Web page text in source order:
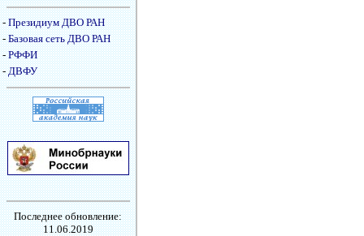
-Президиум ДВО РАН
-Базовая сеть ДВО РАН
-РФФИ
-ДВФУ
Последнее обновление:
11.06.2019